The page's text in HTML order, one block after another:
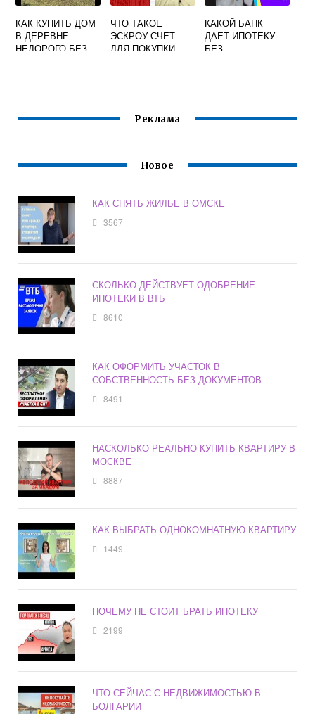
КАК КУПИТЬ ДОМ
В ДЕРЕВНЕ
НЕДОРОГО БЕЗ
ЧТО ТАКОЕ
ЭСКРОУ СЧЕТ
ДЛЯ ПОКУПКИ
КАКОЙ БАНК
ДАЕТ ИПОТЕКУ
БЕЗ
Реклама
Новое
КАК СНЯТЬ ЖИЛЬЕ В ОМСКЕ
3567
СКОЛЬКО ДЕЙСТВУЕТ ОДОБРЕНИЕ
ИПОТЕКИ В ВТБ
8610
КАК ОФОРМИТЬ УЧАСТОК В
СОБСТВЕННОСТЬ БЕЗ ДОКУМЕНТОВ
8491
НАСКОЛЬКО РЕАЛЬНО КУПИТЬ КВАРТИРУ В
МОСКВЕ
8887
КАК ВЫБРАТЬ ОДНОКОМНАТНУЮ КВАРТИРУ
1449
ПОЧЕМУ НЕ СТОИТ БРАТЬ ИПОТЕКУ
2199
ЧТО СЕЙЧАС С НЕДВИЖИМОСТЬЮ В
БОЛГАРИИ